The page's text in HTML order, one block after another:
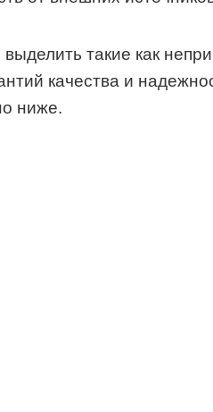
такие как
качества и
ниже.